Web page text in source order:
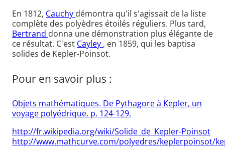
En 1812, Cauchy démontra qu'il s'agissait de la liste
complète des polyèdres étoilés réguliers. Plus tard,
Bertrand donna une démonstration plus élégante de
ce résultat. C'est Cayley , en 1859, qui les baptisa
solides de Kepler-Poinsot.
Pour en savoir plus :
Objets mathématiques. De Pythagore à Kepler, un
voyage polyédrique. p. 124-129.
http://fr.wikipedia.org/wiki/Solide_de_Kepler-Poinsot
http://www.mathcurve.com/polyedres/keplerpoinsot/